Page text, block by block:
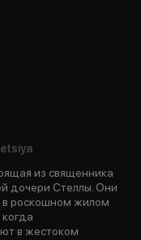
из священника
дочери Стеллы. Они
в роскошном жилом
в жестоком